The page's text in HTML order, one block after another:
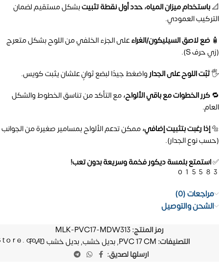
📐باستخدام ميزان المياه، حدد أول نقطة تثبيتبشكل مستقيم لضمان
التركيب العمودي.
🧴 ضع لاصق السيليكون/الغراءعلى الجزء الخلفي من اللوح بشكل متعرج
(زي حرف S).
🖐️ثبّت اللوح على الجدارواضغط جيدًا لبضع ثوانٍ علشان يثبت كويس.
🔁كرر الخطوات مع باقي الألواح،مع التأكد من تناسق الخطوط والشكل
العام.
🔩إذا رغبت بتثبيت إضافي،ممكن تدعم الألواح بمسامير صغيرة من الجوانب
(حسب نوع الجدار).
✅استمتع بلمسة ديكور فخمة وسريعة بدون تعب!
مراجعات (0)
الشحن والتوصيل
رمز المنتج:MLK-PVC17-MDW313
التصنيفات: PVC 17 CM
,بديل خشب,بديل خشب PVC
ارسلها لصديق: